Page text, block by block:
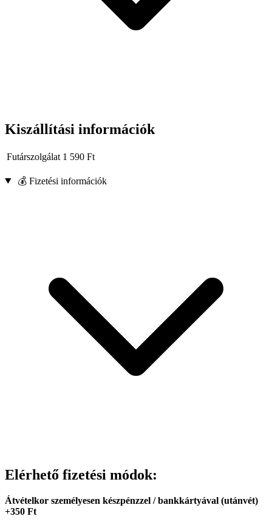
Kiszállítási információk
Futárszolgálat 1 590 Ft
💰 Fizetési információk
Elérhető fizetési módok:
Átvételkor személyesen készpénzzel / bankkártyával (utánvét)
+350 Ft